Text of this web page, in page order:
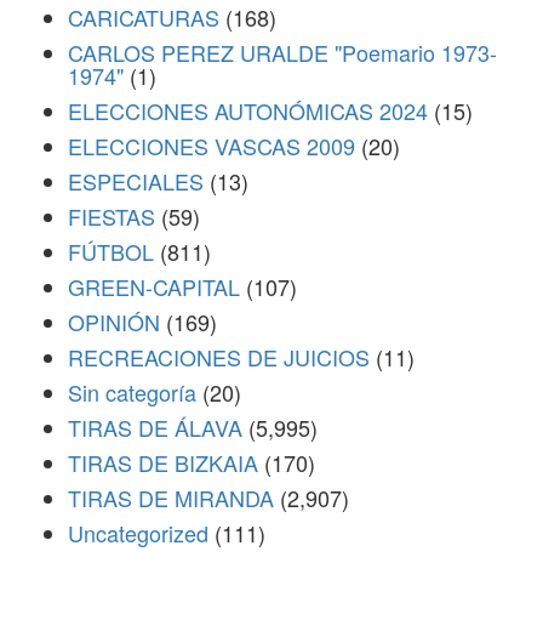
CARICATURAS (168)
CARLOS PEREZ URALDE "Poemario 1973-
1974" (1)
ELECCIONES AUTONÓMICAS 2024 (15)
ELECCIONES VASCAS 2009 (20)
ESPECIALES (13)
FIESTAS (59)
FÚTBOL (811)
GREEN-CAPITAL (107)
OPINIÓN (169)
RECREACIONES DE JUICIOS (11)
Sin categoría (20)
TIRAS DE ÁLAVA (5,995)
TIRAS DE BIZKAIA (170)
TIRAS DE MIRANDA (2,907)
Uncategorized (111)